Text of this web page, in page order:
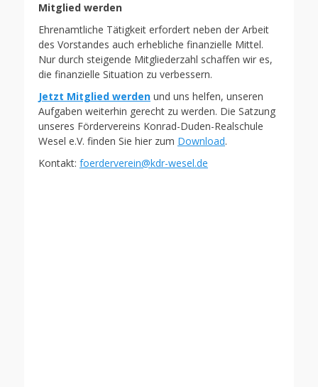
Mitglied werden
Ehrenamtliche Tätigkeit erfordert neben der Arbeit
des Vorstandes auch erhebliche finanzielle Mittel.
Nur durch steigende Mitgliederzahl schaffen wir es,
die finanzielle Situation zu verbessern.
Jetzt Mitglied werden und uns helfen, unseren
Aufgaben weiterhin gerecht zu werden. Die Satzung
unseres Fördervereins Konrad-Duden-Realschule
Wesel e.V. finden Sie hier zum Download.
Kontakt: foerderverein@kdr-wesel.de